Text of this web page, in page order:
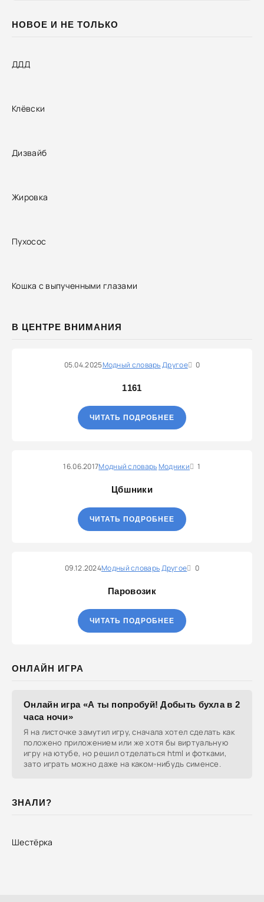
НОВОЕ И НЕ ТОЛЬКО
ДДД
Клёвски
Дизвайб
Жировка
Пухосос
Кошка с выпученными глазами
В ЦЕНТРЕ ВНИМАНИЯ
05.04.2025Модный словарьДругое 0
1161
ЧИТАТЬ ПОДРОБНЕЕ
16.06.2017Модный словарьМодники 1
Цбшники
ЧИТАТЬ ПОДРОБНЕЕ
09.12.2024Модный словарьДругое 0
Паровозик
ЧИТАТЬ ПОДРОБНЕЕ
ОНЛАЙН ИГРА
Онлайн игра «А ты попробуй! Добыть бухла в 2
часа ночи»
Я на листочке замутил игру, сначала хотел сделать как
положено приложением или же хотя бы виртуальную
игру на ютубе, но решил отделаться html и фотками,
зато играть можно даже на каком-нибудь сименсе.
ЗНАЛИ?
Шестёрка